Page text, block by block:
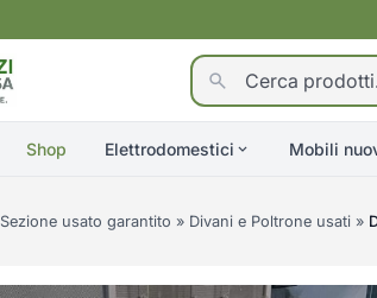
Shop Elettrodomestici Mobili
Sezione usato garantito » Divani e Poltrone usati »